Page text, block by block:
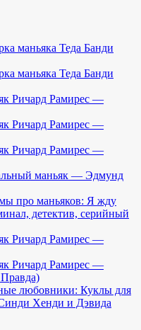
маньяка Теда Банди
маньяка Теда Банди
Ричард Рамирес —
Ричард Рамирес —
Ричард Рамирес —
маньяк — Эдмунд
про маньяков: Я жду
детектив, серийный
Ричард Рамирес —
Ричард Рамирес —
любовники: Куклы для
Хенди и Дэвида